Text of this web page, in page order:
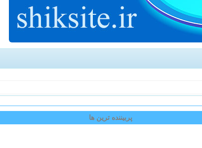
پربیننده ترین ها